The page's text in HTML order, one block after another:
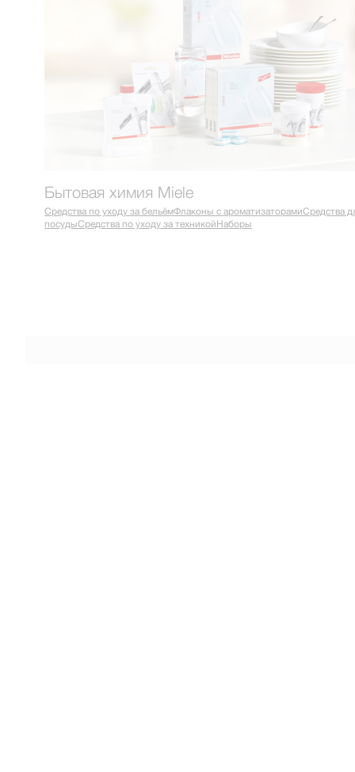
Бытовая химия Miele
Средства по уходу за бельёмФлаконы с ароматизаторамиСредства
посудыСредства по уходу за техникойНаборы